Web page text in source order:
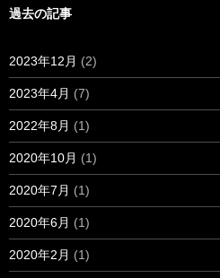
過去の記事
2023年12月 (2)
2023年4月 (7)
2022年8月 (1)
2020年10月 (1)
2020年7月 (1)
2020年6月 (1)
2020年2月 (1)